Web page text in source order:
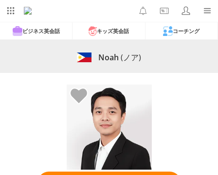
ビジネス英会話 キッズ英会話 コーチング
Noah (ノア)